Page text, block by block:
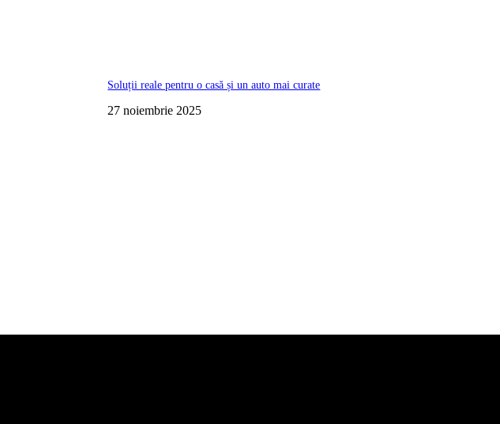
Soluții reale pentru o casă și un auto mai curate
27 noiembrie 2025